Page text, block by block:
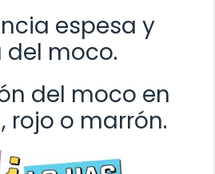
espesa y
moco.
del moco en
rojo o marrón.